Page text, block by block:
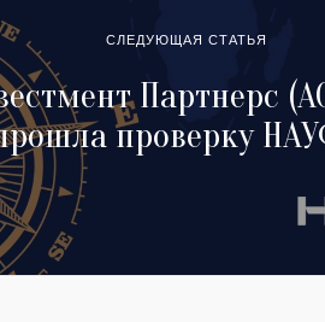
СЛЕДУЮЩАЯ СТАТЬЯ
Партнерс
проверку